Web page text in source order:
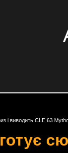
і виводить CLE 63